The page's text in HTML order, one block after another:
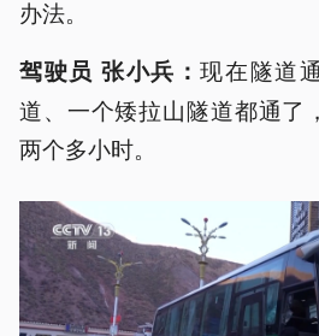
办法。
驾驶员 张小兵：现在隧道
道、一个矮拉山隧道都通了
两个多小时。